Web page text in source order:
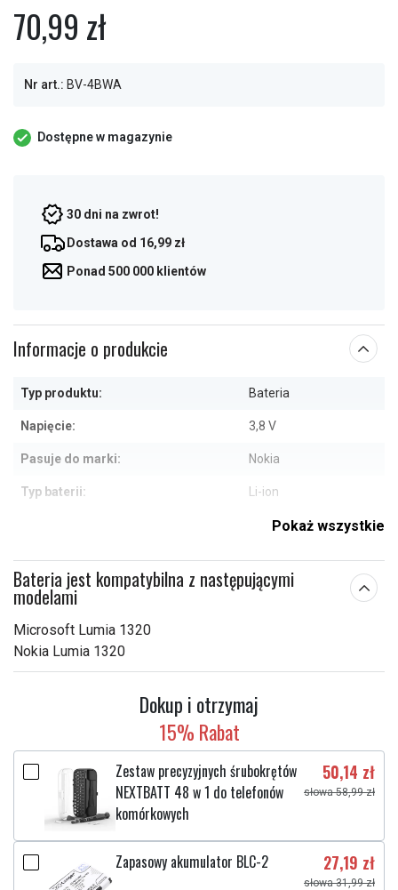
70,99 zł
Nr art.: BV-4BWA
Dostępne w magazynie
30 dni na zwrot!
Dostawa od 16,99 zł
Ponad 500 000 klientów
Informacje o produkcie
Typ produktu: Bateria
Napięcie: 3,8 V
Pasuje do marki: Nokia
Typ baterii: Li-ion
Wymiary:
93,75 x 68,36 x 3,79
mm
Pojemność:
Sprawdź, co oznaczają poszczególne parametry
Pokaż wszystkie
Bateria jest kompatybilna z następującymi
modelami
Microsoft Lumia 1320
Nokia Lumia 1320
Dokup i otrzymaj
15% Rabat
Zestaw precyzyjnych śrubokrętów
NEXTBATT 48 w 1 do telefonów
komórkowych
50,14 zł
słowa 58,99 zł
Zapasowy akumulator BLC-2 27,19 zł
słowa 31,99 zł